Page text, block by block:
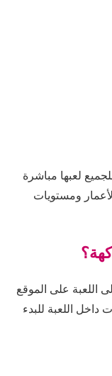
لعبها مباشرة
ومستويات
اللعبة على الموقع
داخل اللعبة للبدء